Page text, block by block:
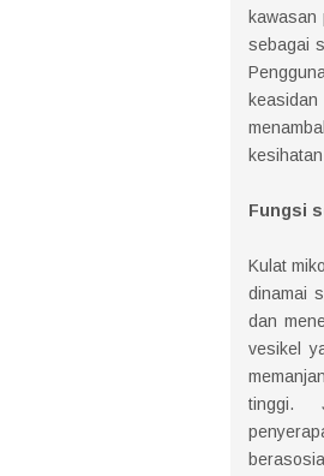
sebagai
Fungsi
Kulat
dinamai
dan
vesikel
tinggi.